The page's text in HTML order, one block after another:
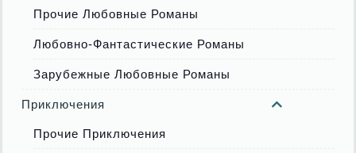
Прочие Любовные Романы
Любовно-Фантастические Романы
Зарубежные Любовные Романы
Приключения
Прочие Приключения